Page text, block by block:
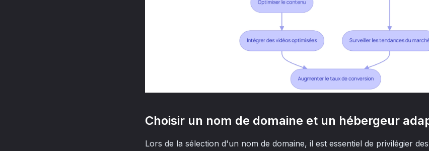
Choisir un nom de domaine et un hébergeur
Lors de la sélection d'un nom de domaine, il est essentiel de privilégier